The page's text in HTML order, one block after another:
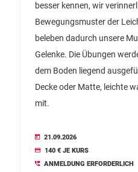
besser kennen, wir
Bewegungsmuster der
beleben dadurch unsere
Gelenke. Die Übungen
dem Boden liegend
Decke oder Matte, leichte
mit.
21.09.2026
140 € JE KURS
ANMELDUNG ERFORDERLICH